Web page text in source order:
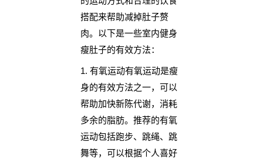
搭配来帮助减掉肚子赘
肉。以下是一些室内健身
瘦肚子的有效方法：
1. 有氧运动有氧运动是瘦
身的有效方法之一，可以
帮助加快新陈代谢，消耗
多余的脂肪。推荐的有氧
运动包括跑步、跳绳、跳
舞等，可以根据个人喜好